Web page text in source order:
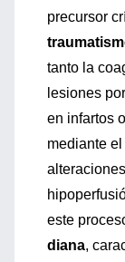
precursor
tanto la
lesiones
en infartos
mediante
este
diana,